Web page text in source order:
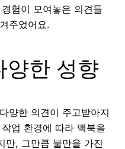
험이 모여놓은 의견들
주었어요.
양한 성향
양한 의견이 주고받아지
업 환경에 따라 맥북을
만, 그만큼 불만을 가진